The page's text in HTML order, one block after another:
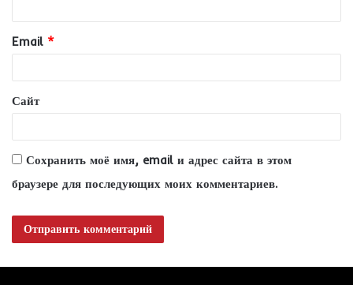
и
й
*
Email *
Сайт
Сохранить моё имя, email и адрес сайта в этом
браузере для последующих моих комментариев.